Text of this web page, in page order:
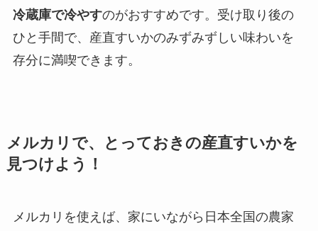
冷蔵庫で冷やすのがおすすめです。受け取り後の
ひと手間で、産直すいかのみずみずしい味わいを
存分に満喫できます。
メルカリで、とっておきの産直すいかを
見つけよう！
メルカリを使えば、家にいながら日本全国の農家